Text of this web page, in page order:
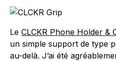
Le CLCKR Phone Holder &
un simple support de type
au-delà. J’ai été